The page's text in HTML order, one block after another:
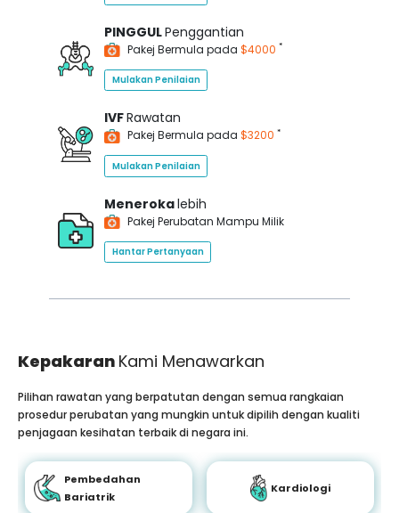
PINGGULPenggantian
Pakej Bermula pada $4000 *
Mulakan Penilaian
IVFRawatan
Pakej Bermula pada $3200 *
Mulakan Penilaian
Menerokalebih
Pakej Perubatan Mampu Milik
Hantar Pertanyaan
Kepakaran Kami Menawarkan
Pilihan rawatan yang berpatutan dengan semua rangkaian
prosedur perubatan yang mungkin untuk dipilih dengan kualiti
penjagaan kesihatan terbaik di negara ini.
Pembedahan
Bariatrik
Kardiologi